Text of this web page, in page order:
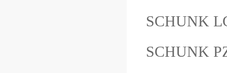
SCHUNK
SCHUNK